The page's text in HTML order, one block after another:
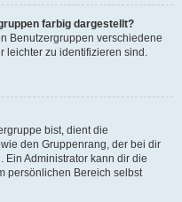
farbig dargestellt?
Benutzergruppen verschiedene
leichter zu identifizieren sind.
bist, dient die
den Gruppenrang, der bei dir
Administrator kann dir die
persönlichen Bereich selbst